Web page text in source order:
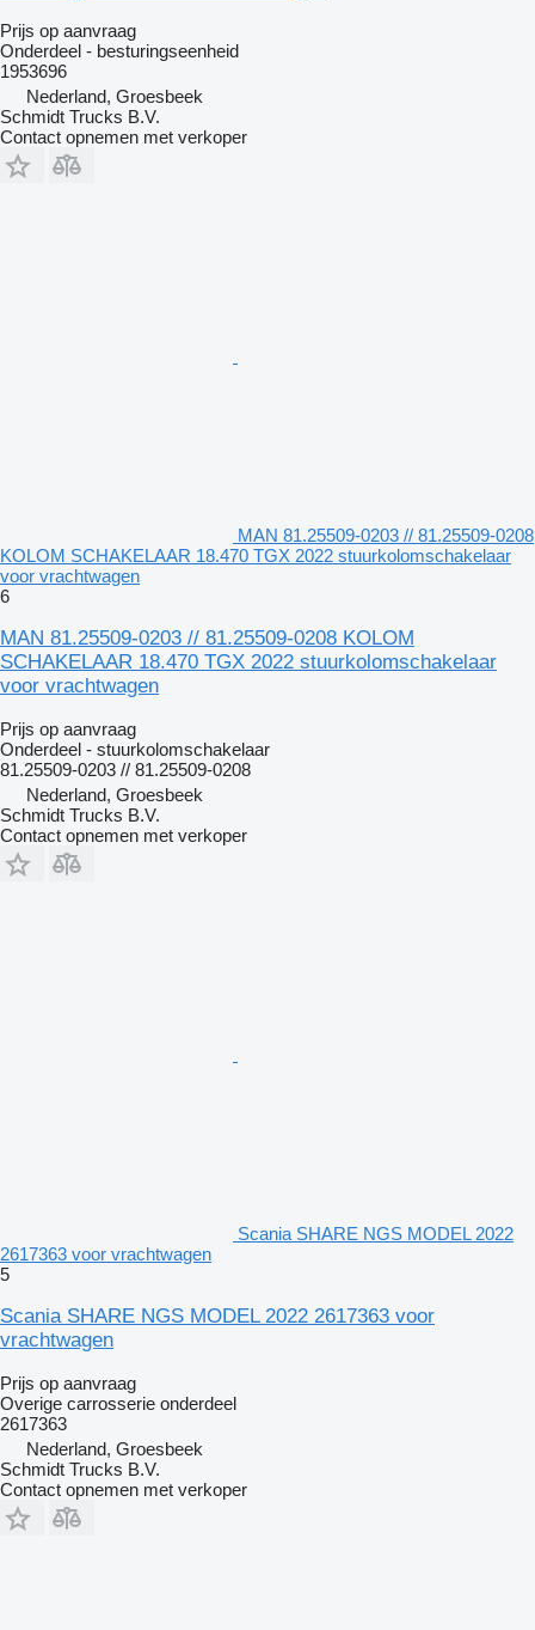
Prijs op aanvraag
Onderdeel - besturingseenheid
1953696
Nederland, Groesbeek
Schmidt Trucks B.V.
Contact opnemen met verkoper
MAN 81.25509-0203 // 81.25509-0208
KOLOM SCHAKELAAR 18.470 TGX 2022 stuurkolomschakelaar
voor vrachtwagen
6
MAN 81.25509-0203 // 81.25509-0208 KOLOM
SCHAKELAAR 18.470 TGX 2022 stuurkolomschakelaar
voor vrachtwagen
Prijs op aanvraag
Onderdeel - stuurkolomschakelaar
81.25509-0203 // 81.25509-0208
Nederland, Groesbeek
Schmidt Trucks B.V.
Contact opnemen met verkoper
Scania SHARE NGS MODEL 2022
2617363 voor vrachtwagen
5
Scania SHARE NGS MODEL 2022 2617363 voor
vrachtwagen
Prijs op aanvraag
Overige carrosserie onderdeel
2617363
Nederland, Groesbeek
Schmidt Trucks B.V.
Contact opnemen met verkoper